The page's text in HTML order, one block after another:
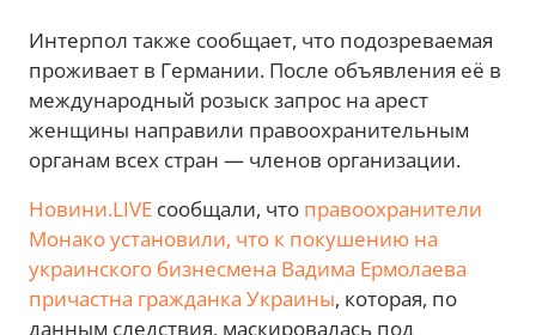
Интерпол также сообщает, что подозреваемая
проживает в Германии. После объявления её в
международный розыск запрос на арест
женщины направили правоохранительным
органам всех стран — членов организации.
Новини.LIVE сообщали, что правоохранители
Монако установили, что к покушению на
украинского бизнесмена Вадима Ермолаева
причастна гражданка Украины, которая, по
данным следствия, маскировалась под